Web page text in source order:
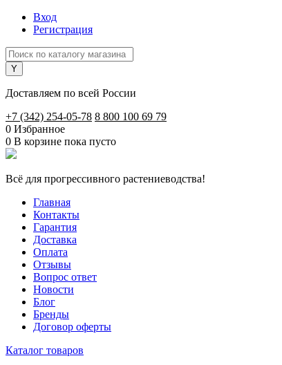
Вход
Регистрация
Доставляем по всей России
+7 (342) 254-05-78 8 800 100 69 79
0 Избранное
0 В корзине пока пусто
Всё для прогрессивного растениеводства!
Главная
Контакты
Гарантия
Доставка
Оплата
Отзывы
Вопрос ответ
Новости
Блог
Бренды
Договор оферты
Каталог товаров